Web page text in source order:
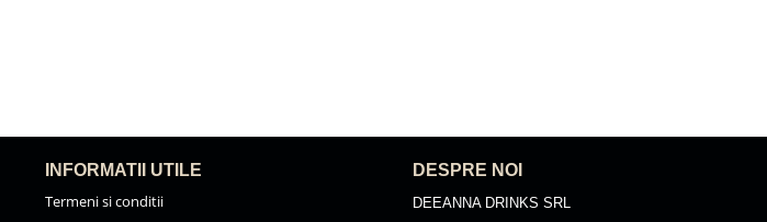
INFORMATII UTILE
Termeni si conditii
DESPRE NOI
DEEANNA DRINKS SRL